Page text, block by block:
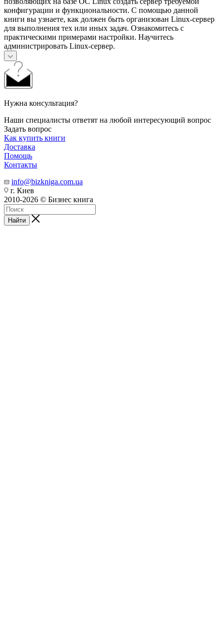
конфигурации и функциональности. С помощью данной
книги вы узнаете, как должен быть организован Linux-сервер
для выполнения тех или иных задач. Ознакомитесь с
практическими примерами настройки. Научитесь
администрировать Linux-сервер.
Нужна консультация?
Наши специалисты ответят на любой интересующий вопрос
Задать вопрос
Как купить книги
Доставка
Помощь
Контакты
info@bizkniga.com.ua
г. Киев
2010-2026 © Бизнес книга
Найти